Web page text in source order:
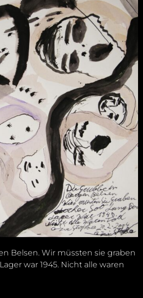
Belsen. Wir müssten sie graben
war 1945. Nicht alle waren